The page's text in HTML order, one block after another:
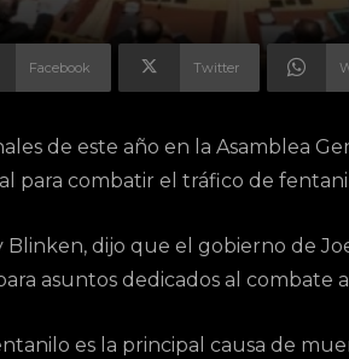
Facebook Twitter
de este año en la Asamblea
para combatir el tráfico de
Blinken, dijo que el gobierno de
asuntos dedicados al combate
es la principal causa de